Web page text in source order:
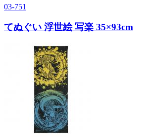
03-751
てぬぐい 浮世絵 写楽 35×93cm